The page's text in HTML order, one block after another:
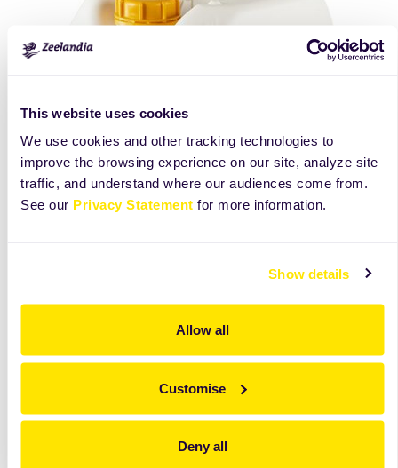
This website uses cookies
We use cookies and other tracking technologies to
improve the browsing experience on our site, analyze site
traffic, and understand where our audiences come from.
See our Privacy Statement for more information.
Show details
Allow all
Customise
Deny all
Zobacz składniki, receptury i wskazówki, które
pomogą Ci lepiej wykorzystać ten produkt na co